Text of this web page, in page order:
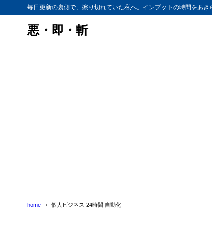
毎日更新の裏側で、擦り切れていた私へ。インプットの時間をあ
悪・即・斬
home 個人ビジネス 24時間 自動化